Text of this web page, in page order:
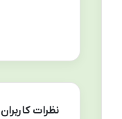
نظرات کاربران